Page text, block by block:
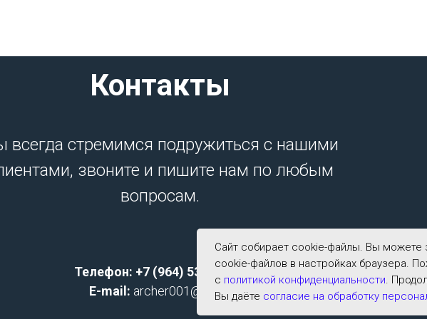
Контакты
всегда стремимся подружиться с нашими
звоните и пишите нам по любым
вопросам.
Телефон: +7 (964) 533-2591;
E-mail: archer001@list.ru
Сайт собирает cookie-файлы. Вы можете
cookie-файлов в настройках браузера.
с политикой конфиденциальности.
Вы даёте согласие на обработку